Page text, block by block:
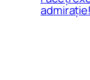
admirație!